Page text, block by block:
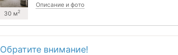
30 м2
Описание и фото
Обратите внимание!